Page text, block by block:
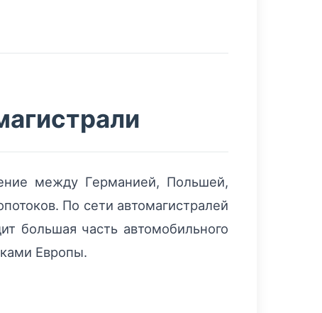
между Германией, Польшей,
По сети автомагистралей
большая часть автомобильного
Европы.